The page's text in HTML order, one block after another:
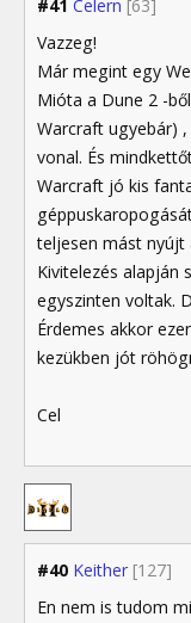
#41 Celern [63]
Vazzeg!
Már megint egy
Mióta a Dune 2 -
Warcraft ugyebár)
vonal. És
Warcraft jó kis
teljesen mást nyújt
Kivitelezés alapján
egyszinten voltak.
Érdemes akkor
kezükben jót
Cel
#40 Keither [127]
En nem is tudom